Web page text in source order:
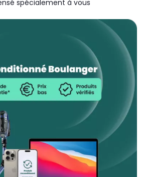
spécialement à vous